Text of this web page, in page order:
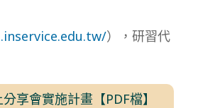
），研習代
享會實施計畫【PDF檔】